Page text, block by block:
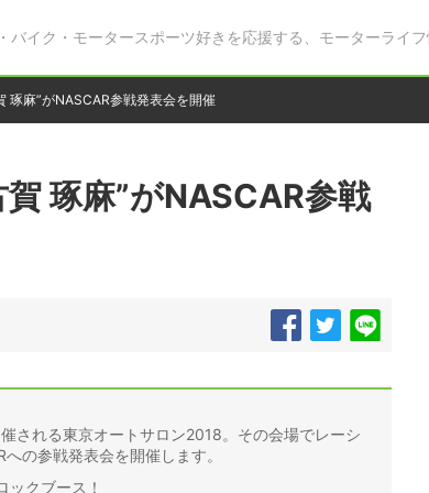
バイク・モータースポーツ好きを応援する、モーターライフ
琢麻”がNASCAR参戦発表会を開催
琢麻”がNASCAR参戦
される東京オートサロン2018。その会場でレーシ
の参戦発表会を開催します。
クブース！